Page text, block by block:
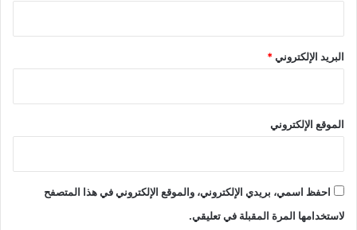
البريد الإلكتروني*
الموقع الإلكتروني
احفظ اسمي، بريدي الإلكتروني، والموقع الإلكتروني في هذا المتصفح
لاستخدامها المرة المقبلة في تعليقي.